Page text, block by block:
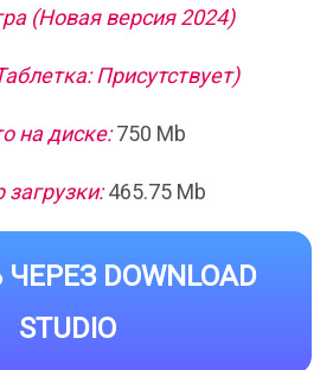
(Новая версия 2024)
Присутствует)
на диске:750 Mb
465.75 Mb
DOWNLOAD
STUDIO